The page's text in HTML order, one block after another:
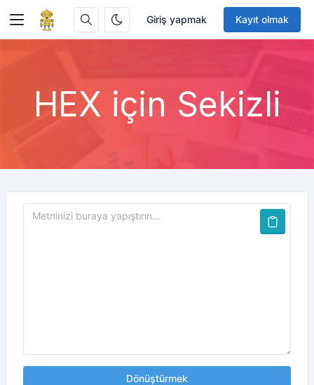
Giriş yapmak Kayıt olmak
HEX için Sekizli
Dönüştürmek